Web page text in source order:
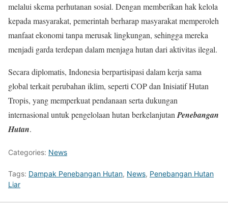
melalui skema perhutanan sosial. Dengan memberikan hak kelola
kepada masyarakat, pemerintah berharap masyarakat memperoleh
manfaat ekonomi tanpa merusak lingkungan, sehingga mereka
menjadi garda terdepan dalam menjaga hutan dari aktivitas ilegal.
Secara diplomatis, Indonesia berpartisipasi dalam kerja sama
global terkait perubahan iklim, seperti COP dan Inisiatif Hutan
Tropis, yang memperkuat pendanaan serta dukungan
internasional untuk pengelolaan hutan berkelanjutan Penebangan
Hutan.
Categories: News
Tags: Dampak Penebangan Hutan, News, Penebangan Hutan
Liar